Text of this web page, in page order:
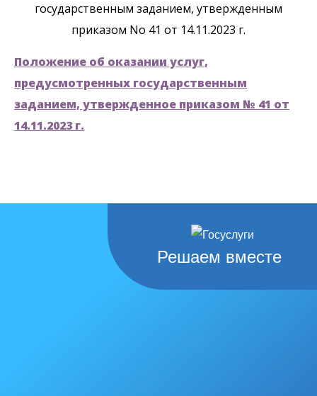
государственным заданием, утвержденным
приказом No 41 от 14.11.2023 г.
Положение об оказании услуг,
предусмотренных государственным
заданием, утвержденное приказом № 41 от
14.11.2023 г.
Решаем вместе